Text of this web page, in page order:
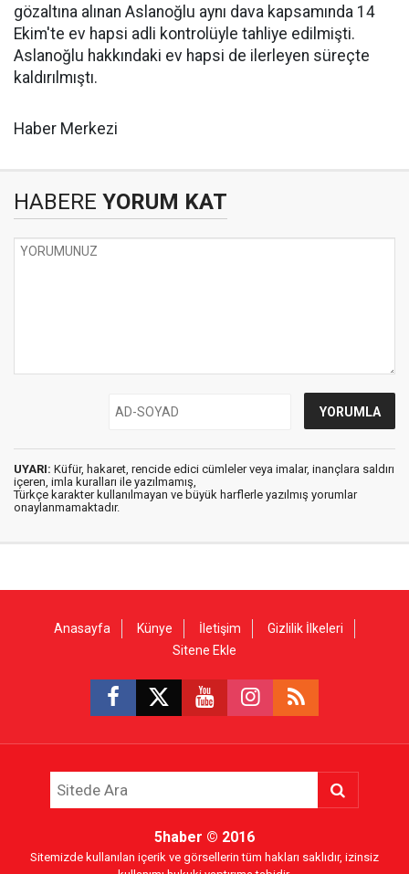
gözaltına alınan Aslanoğlu aynı dava kapsamında 14
Ekim'te ev hapsi adli kontrolüyle tahliye edilmişti.
Aslanoğlu hakkındaki ev hapsi de ilerleyen süreçte
kaldırılmıştı.
Haber Merkezi
HABERE YORUM KAT
UYARI: Küfür, hakaret, rencide edici cümleler veya imalar, inançlara saldırı
içeren, imla kuralları ile yazılmamış,
Türkçe karakter kullanılmayan ve büyük harflerle yazılmış yorumlar
onaylanmamaktadır.
Anasayfa Künye İletişim
Gizlilik İlkeleri
Sitene Ekle
5haber © 2016
Sitemizde kullanılan içerik ve görsellerin tüm hakları saklıdır, izinsiz